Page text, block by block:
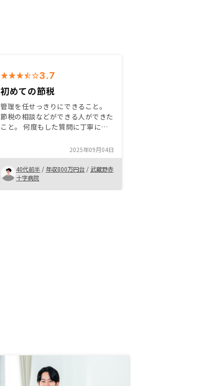
3.7
初めての節税
管理を任せっきりにできること。
節税の相談などができる人ができた
こと。 何度もした質問に丁寧に、
と。 大きな会社であり、信頼でき
ること。 ネットやアプリの活用に
より、こちらの時間管理が楽であっ
たこと。 売却手数料がかからない
こと。
2025年09月04日
40代前半 / 年収800万円台 / 武蔵野赤
十字病院